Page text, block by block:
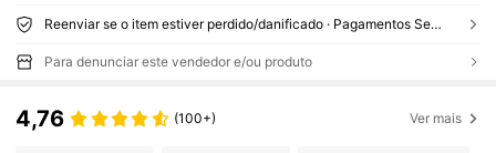
Reenviar se o item estiver perdido/danificado · Pagamentos Seguros · Proteção de privacidade
Para denunciar este vendedor e/ou produto
4,76 (100+) Ver mais